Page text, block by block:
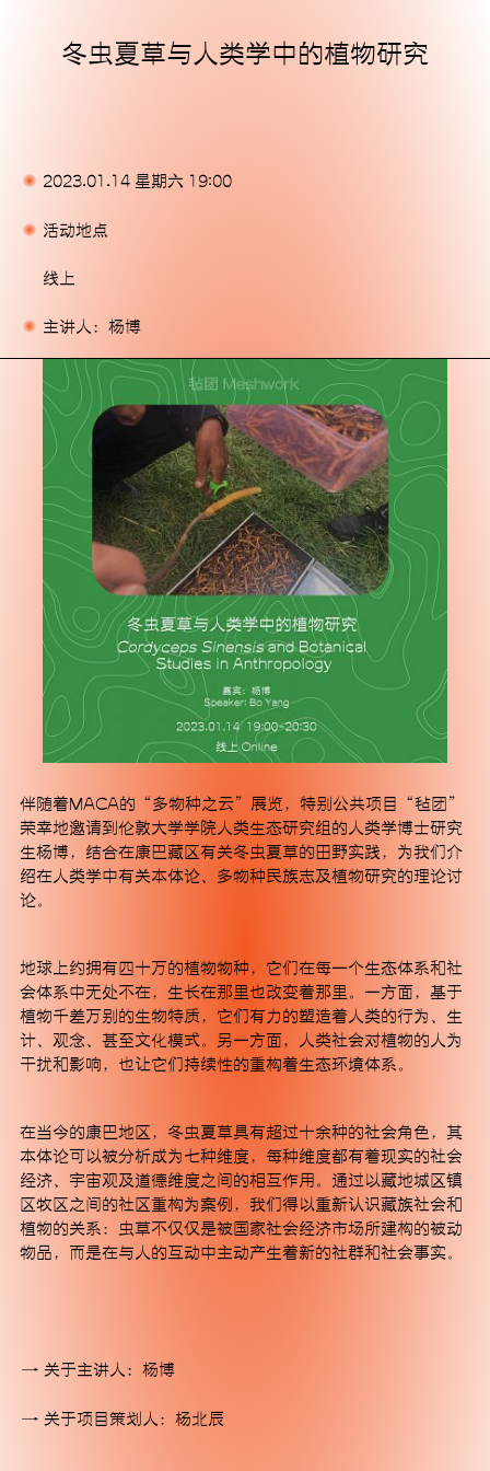
冬虫夏草与人类学中的植物研究
2023.01.14 星期六 19:00
活动地点
线上
主讲人：杨博
伴随着MACA的“多物种之云”展览，特别公共项目“毡团”
荣幸地邀请到伦敦大学学院人类生态研究组的人类学博士研究
生杨博，结合在康巴藏区有关冬虫夏草的田野实践，为我们介
绍在人类学中有关本体论、多物种民族志及植物研究的理论讨
论。
地球上约拥有四十万的植物物种，它们在每一个生态体系和社
会体系中无处不在，生长在那里也改变着那里。一方面，基于
植物千差万别的生物特质，它们有力的塑造着人类的行为、生
计、观念、甚至文化模式。另一方面，人类社会对植物的人为
干扰和影响，也让它们持续性的重构着生态环境体系。
在当今的康巴地区，冬虫夏草具有超过十余种的社会角色，其
本体论可以被分析成为七种维度，每种维度都有着现实的社会
经济、宇宙观及道德维度之间的相互作用。通过以藏地城区镇
区牧区之间的社区重构为案例，我们得以重新认识藏族社会和
植物的关系：虫草不仅仅是被国家社会经济市场所建构的被动
物品，而是在与人的互动中主动产生着新的社群和社会事实。
关于主讲人：杨博
关于项目策划人：杨北辰
主页
订阅
MACA艺术中心是一所非营利当代艺术机构，位于北京
文化艺术地标798艺术园区内，为一栋具有极简工业感与
未来感的独栋建筑。MACA艺术中心旨在通过具有前瞻
性与实验性的内容，建立起跨越学科边界的交流和立足
本土视野的国际对话。从展览到研究、从泛表演性实践
到替代性的社群融合，我们致力于突破既有认知框架，